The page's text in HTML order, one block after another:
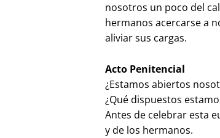
nosotros un poco del
hermanos acercarse a
aliviar sus cargas.
Acto Penitencial
¿Estamos abiertos
¿Qué dispuestos
Antes de celebrar esta
y de los hermanos.